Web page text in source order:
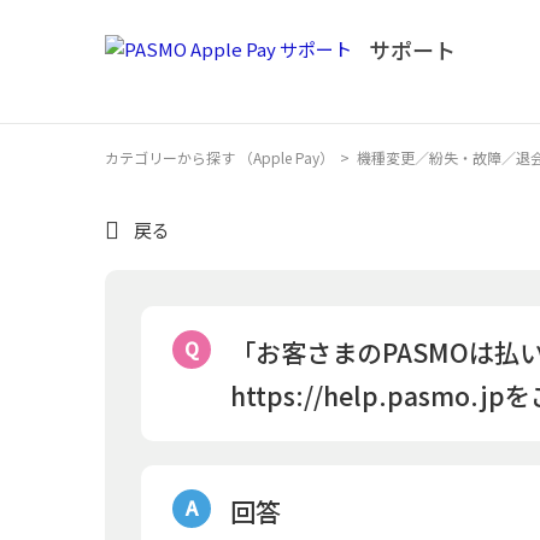
カテゴリーから探す （Apple Pay） > 機種変更／紛失・故障／退
戻る
「お客さまのPASMOは
https://help.pasmo.jpを
回答